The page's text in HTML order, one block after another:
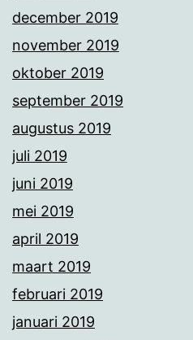
december 2019
november 2019
oktober 2019
september 2019
augustus 2019
juli 2019
juni 2019
mei 2019
april 2019
maart 2019
februari 2019
januari 2019